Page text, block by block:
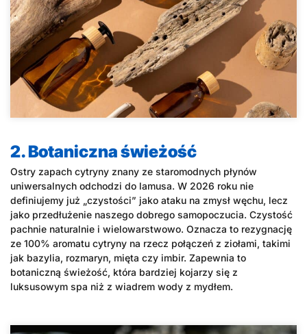
2. Botaniczna świeżość
Ostry zapach cytryny znany ze staromodnych płynów
uniwersalnych odchodzi do lamusa. W 2026 roku nie
definiujemy już „czystości” jako ataku na zmysł węchu, lecz
jako przedłużenie naszego dobrego samopoczucia. Czystość
pachnie naturalnie i wielowarstwowo. Oznacza to rezygnację
ze 100% aromatu cytryny na rzecz połączeń z ziołami, takimi
jak bazylia, rozmaryn, mięta czy imbir. Zapewnia to
botaniczną świeżość, która bardziej kojarzy się z
luksusowym spa niż z wiadrem wody z mydłem.